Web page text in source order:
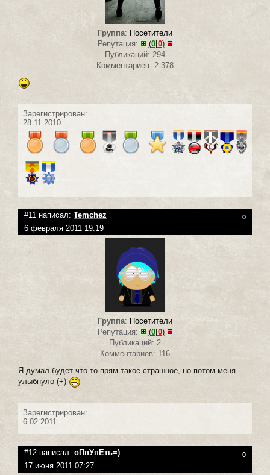
Группа: Посетители
Репутация:
(0|0)
Публикаций: 294
Комментариев: 2 378
Зарегистрирован:
28.11.2010
#11 написал: Temchez 0
6 февраля 2011 19:19
Группа: Посетители
Репутация:
(0| 0)
Публикаций: 2
Комментариев: 116
Я думал будет что то прям такое страшное, но потом меня
улыбнуло (+)
Зарегистрирован:
6.02.2011
#12 написал: оПпУпЕть=) 0
17 июня 2011 07:27